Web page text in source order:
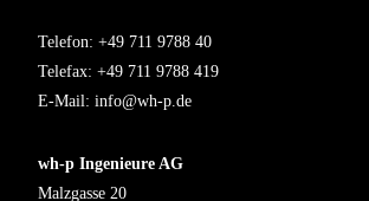
Telefon: +49 711 9788 40
Telefax: +49 711 9788 419
E-Mail: info@wh-p.de
wh-p Ingenieure AG
Malzgasse 20